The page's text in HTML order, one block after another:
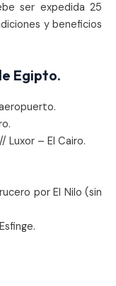
ser expedida 25
y beneficios
Egipto.
Luxor – El Cairo.
por El Nilo (sin